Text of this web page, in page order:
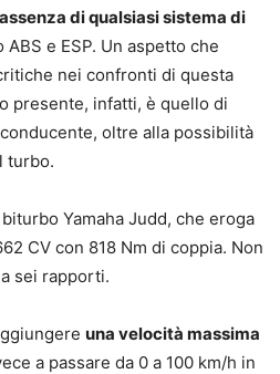
di qualsiasi sistema di
ABS e ESP. Un aspetto che
nei confronti di questa
presente, infatti, è quello di
oltre alla possibilità
turbo.
Yamaha Judd, che eroga
CV con 818 Nm di coppia. Non
sei rapporti.
una velocità massima
a passare da 0 a 100 km/h in